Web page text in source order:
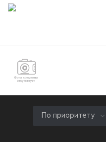
По приоритету